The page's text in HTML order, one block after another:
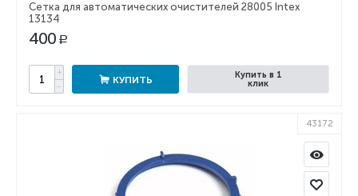
Сетка для автоматических очистителей 28005 Intex
13134
400 Р
+
−
КУПИТЬ
Купить в 1
клик
43172